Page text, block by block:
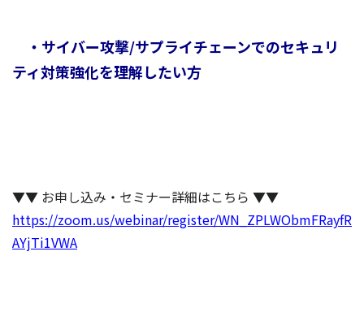
・サイバー攻撃/サプライチェーンでのセキュリ
ティ対策強化を理解したい方
▼▼ お申し込み・セミナー詳細はこちら ▼▼
https://zoom.us/webinar/register/WN_ZPLWObmFRayfR
AYjTi1VWA